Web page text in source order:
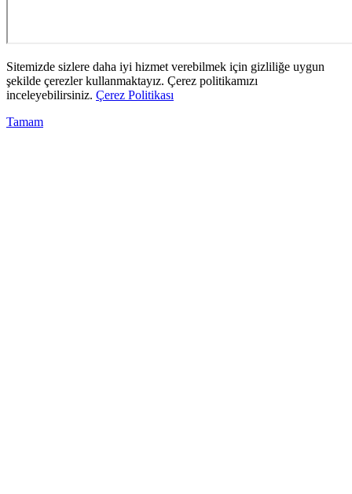
Sitemizde sizlere daha iyi hizmet verebilmek için gizliliğe uygun
şekilde çerezler kullanmaktayız. Çerez politikamızı
inceleyebilirsiniz. Çerez Politikası
Tamam